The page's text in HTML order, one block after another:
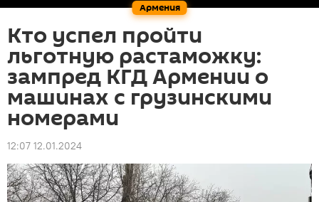
Армения
Кто успел пройти
льготную растаможку:
зампред КГД Армении о
машинах с грузинскими
номерами
12:07 12.01.2024